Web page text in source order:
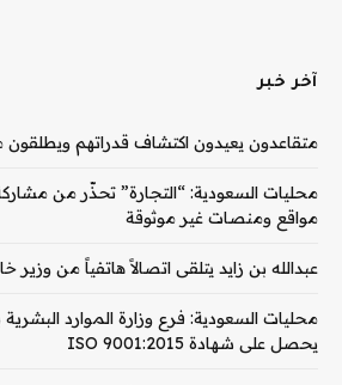
آخر خبر
متقاعدون يعيدون اكتشاف قدراتهم ويطلقون
محليات السعودية: “التجارة” تحذّر من
مواقع ومنصات غير موثوقة
عبدالله بن زايد يتلقى اتصالاً هاتفياً من وزير
محليات السعودية: فرع وزارة الموارد
يحصل على شهادة ISO 9001:2015